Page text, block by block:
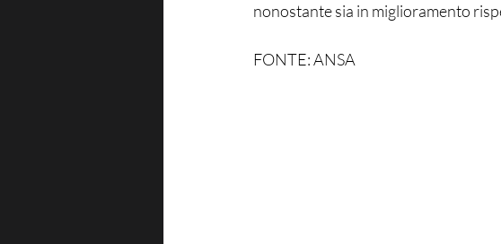
nonostante sia in miglioramento
FONTE: ANSA